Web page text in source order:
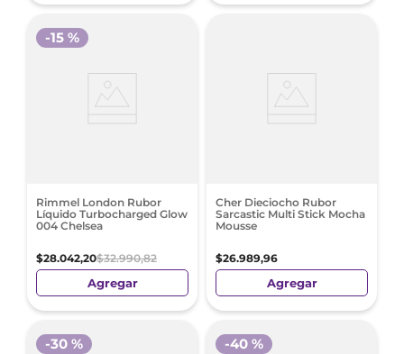
Rimmel London Rubor
Líquido Turbocharged Glow
004 Chelsea
$28.042,20$32.990,82
-15 %
Agregar
Cher Dieciocho Rubor
Sarcastic Multi Stick Mocha
Mousse
$26.989,96
Agregar
-30 % -40 %